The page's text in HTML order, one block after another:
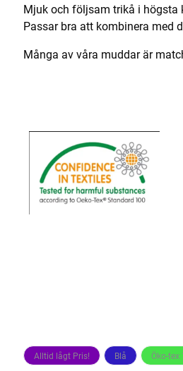
Mjuk och följsam trikå i högsta
Passar bra att kombinera med
Många av våra muddar är
Alltid lågt Pris! Blå Öko-tex